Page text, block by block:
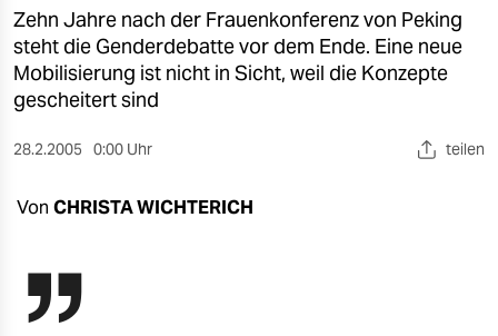
kultur
sport
berlin
wahrheit
verlag
verlag
Zehn Jahre nach der Frauenkonferenz von Peking
steht die Genderdebatte vor dem Ende. Eine neue
Mobilisierung ist nicht in Sicht, weil die Konzepte
gescheitert sind
28.2.2005 0:00 Uhr teilen
Von CHRISTA WICHTERICH
